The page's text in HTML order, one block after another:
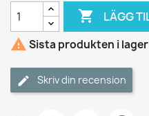
 LÄGG
 Sista produkten i lager
Skriv din recension